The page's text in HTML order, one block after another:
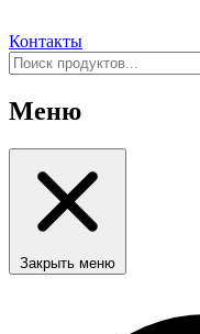
Контакты
Меню
Закрыть меню